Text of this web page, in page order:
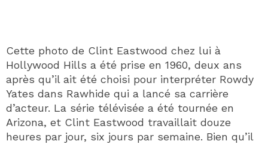
Cette photo de Clint Eastwood chez lui à
Hollywood Hills a été prise en 1960, deux ans
après qu’il ait été choisi pour interpréter Rowdy
Yates dans Rawhide qui a lancé sa carrière
d’acteur. La série télévisée a été tournée en
Arizona, et Clint Eastwood travaillait douze
heures par jour, six jours par semaine. Bien qu’il